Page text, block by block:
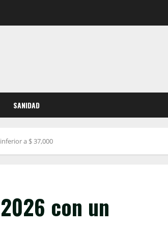
SANIDAD
a $ 37,000
con un